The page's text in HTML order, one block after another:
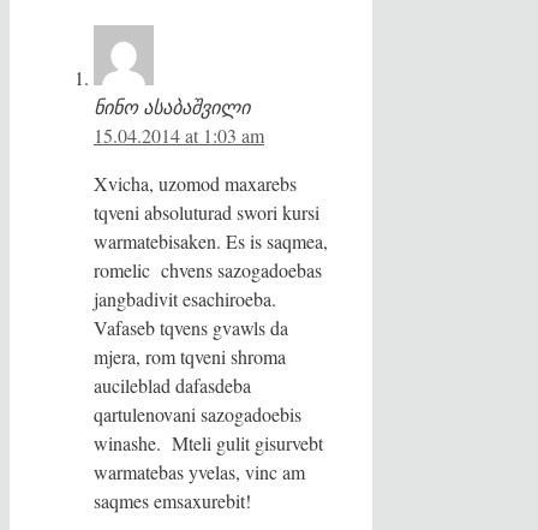
ნინო ასაბაშვილი
15.04.2014 at 1:03 am
Xvicha, uzomod maxarebs
tqveni absoluturad swori kursi
warmatebisaken. Es is saqmea,
romelic chvens sazogadoebas
jangbadivit esachiroeba.
Vafaseb tqvens gvawls da
mjera, rom tqveni shroma
aucileblad dafasdeba
qartulenovani sazogadoebis
winashe. Mteli gulit gisurvebt
warmatebas yvelas, vinc am
saqmes emsaxurebit!